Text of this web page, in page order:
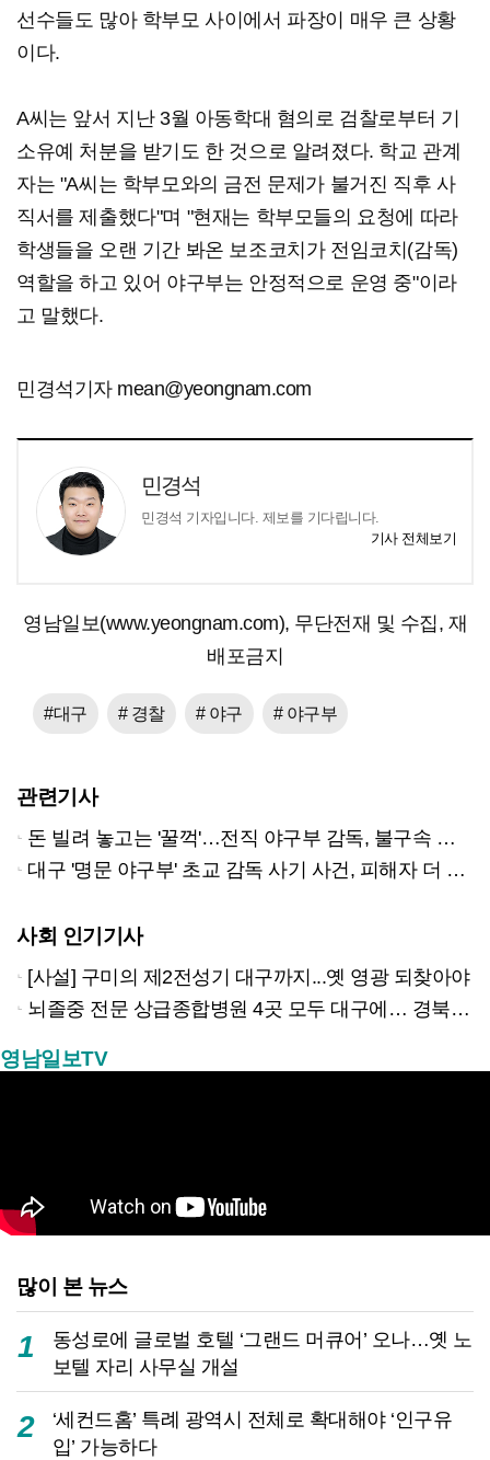
선수들도 많아 학부모 사이에서 파장이 매우 큰 상황
이다.
A씨는 앞서 지난 3월 아동학대 혐의로 검찰로부터 기
소유예 처분을 받기도 한 것으로 알려졌다. 학교 관계
자는 "A씨는 학부모와의 금전 문제가 불거진 직후 사
직서를 제출했다"며 "현재는 학부모들의 요청에 따라
학생들을 오랜 기간 봐온 보조코치가 전임코치(감독)
역할을 하고 있어 야구부는 안정적으로 운영 중"이라
고 말했다.
민경석기자 mean@yeongnam.com
민경석
민경석 기자입니다. 제보를 기다립니다.
기사 전체보기
영남일보(www.yeongnam.com), 무단전재 및 수집, 재
배포금지
#대구 # 경찰 # 야구 # 야구부
관련기사
돈 빌려 놓고는 '꿀꺽'…전직 야구부 감독, 불구속 송치
대구 '명문 야구부' 초교 감독 사기 사건, 피해자 더 있다
사회 인기기사
[사설] 구미의 제2전성기 대구까지...옛 영광 되찾아야
뇌졸중 전문 상급종합병원 4곳 모두 대구에… 경북은 골든타임 사각지대
영남일보TV
많이 본 뉴스
1
동성로에 글로벌 호텔 ‘그랜드 머큐어’ 오나…옛 노
보텔 자리 사무실 개설
2
‘세컨드홈’ 특례 광역시 전체로 확대해야 ‘인구유
입’ 가능하다